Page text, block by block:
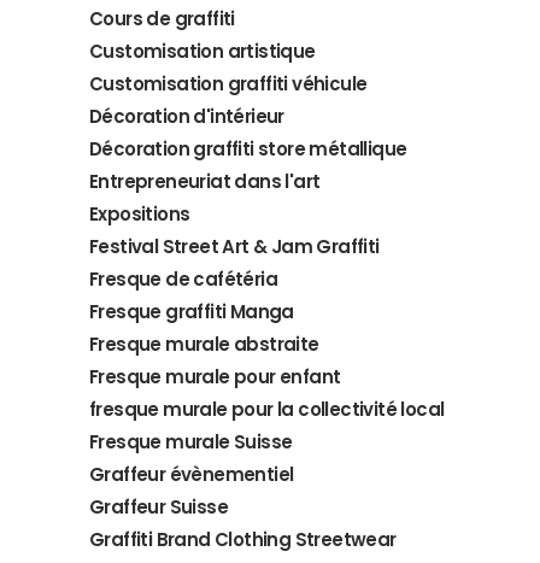
Cours de graffiti
Customisation artistique
Customisation graffiti véhicule
Décoration d'intérieur
Décoration graffiti store métallique
Entrepreneuriat dans l'art
Expositions
Festival Street Art & Jam Graffiti
Fresque de cafétéria
Fresque graffiti Manga
Fresque murale abstraite
Fresque murale pour enfant
fresque murale pour la collectivité local
Fresque murale Suisse
Graffeur évènementiel
Graffeur Suisse
Graffiti Brand Clothing Streetwear